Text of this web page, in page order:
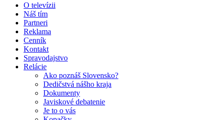
O televízii
Náš tím
Partneri
Reklama
Cenník
Kontakt
Spravodajstvo
Relácie
Ako poznáš Slovensko?
Dedičstvá nášho kraja
Dokumenty
Javiskové debatenie
Je to o vás